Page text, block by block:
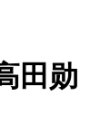
田勋